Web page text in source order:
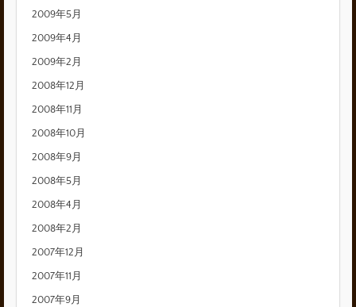
2009年5月
2009年4月
2009年2月
2008年12月
2008年11月
2008年10月
2008年9月
2008年5月
2008年4月
2008年2月
2007年12月
2007年11月
2007年9月